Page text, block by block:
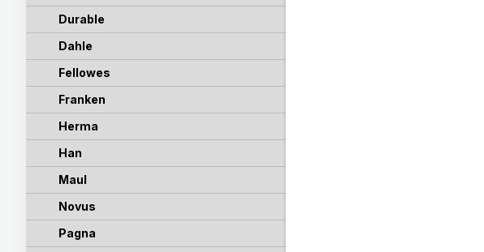
Durable
Dahle
Fellowes
Franken
Herma
Han
Maul
Novus
Pagna